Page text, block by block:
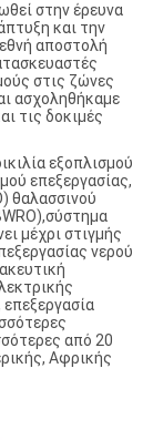
στην έρευνα
και την
αποστολή
στις ζώνες
ασχοληθήκαμε
τις δοκιμές
εξοπλισμού
επεξεργασίας,
θαλασσινού
μέχρι στιγμής
νερού
από 20
Αφρικής